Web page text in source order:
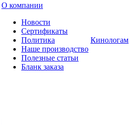
О компании
Новости
Сертификаты
Политика
Наше производство
Полезные статьи
Бланк заказа
Кинологам